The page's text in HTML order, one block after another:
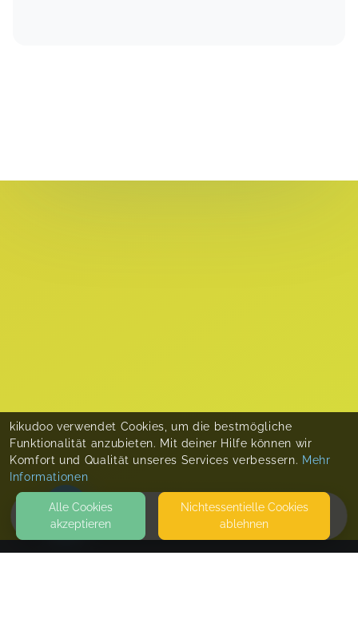
HOME
kikudoo verwendet Cookies, um die bestmögliche
Funktionalität anzubieten. Mit deiner Hilfe können wir
Komfort und Qualität unseres Services verbessern. Mehr
Informationen
Alle Cookies
akzeptieren
Nicht­essentielle Cookies
ablehnen